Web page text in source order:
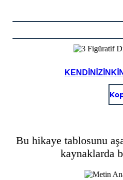
Bu hikaye tablosunu
kaynaklarda